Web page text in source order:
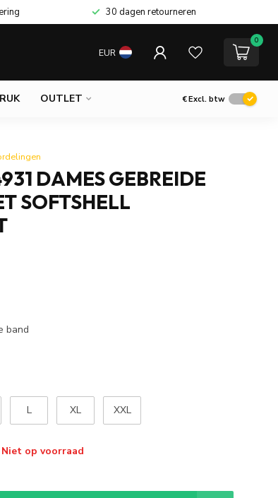
30 dagen retourneren
EUR
0
OUTLET €Excl. btw
DAMES GEBREIDE
SOFTSHELL
band
L XL XXL
Niet op voorraad